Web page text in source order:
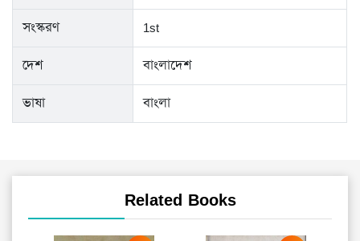
সংস্করণ 1st
দেশ বাংলাদেশ
ভাষা বাংলা
Related Books